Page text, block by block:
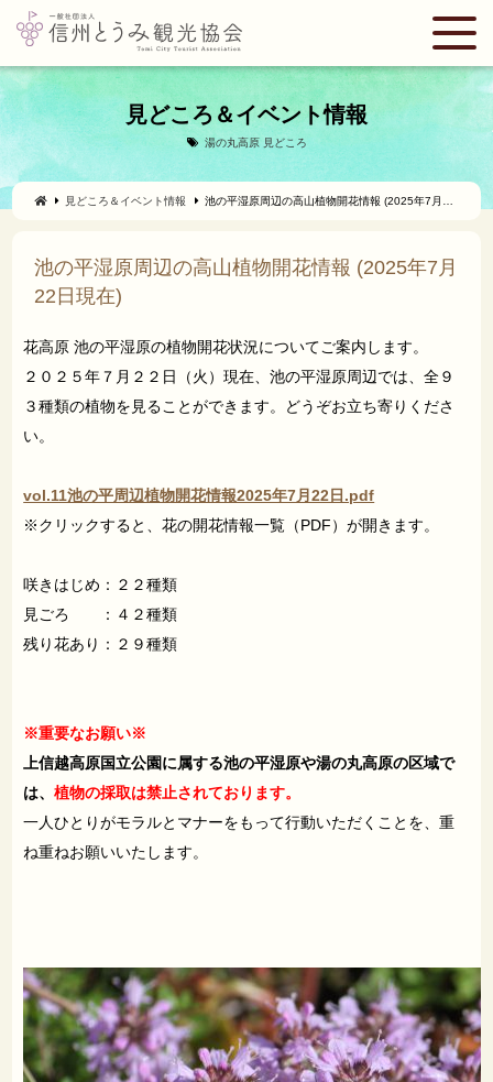
見どころ＆イベント情報
湯の丸高原 見どころ
見どころ＆イベント情報 池の平湿原周辺の高山植物開花情報 (2025年7月22日現在)
池の平湿原周辺の高山植物開花情報 (2025年7月
22日現在)
花高原 池の平湿原の植物開花状況についてご案内します。
２０２５年７月２２日（火）現在、池の平湿原周辺では、全９
３種類の植物を見ることができます。どうぞお立ち寄りくださ
い。
vol.11池の平周辺植物開花情報2025年7月22日.pdf
※クリックすると、花の開花情報一覧（PDF）が開きます。
咲きはじめ：２２種類
見ごろ ：４２種類
残り花あり：２９種類
※重要なお願い※
上信越高原国立公園に属する池の平湿原や湯の丸高原の区域で
は、植物の採取は禁止されております。
一人ひとりがモラルとマナーをもって行動いただくことを、重
ね重ねお願いいたします。